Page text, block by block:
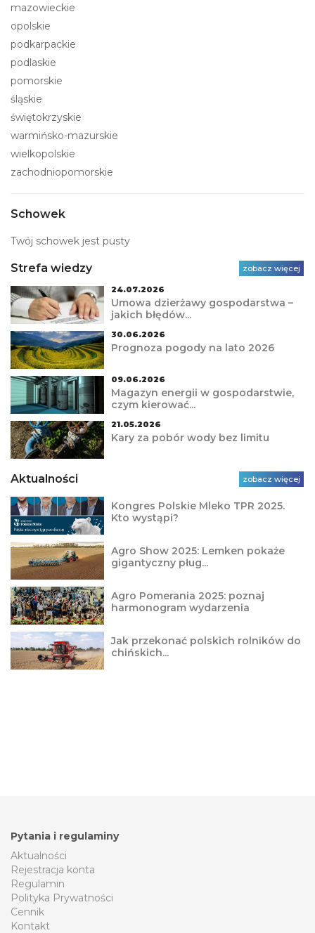
mazowieckie
opolskie
podkarpackie
podlaskie
pomorskie
śląskie
świętokrzyskie
warmińsko-mazurskie
wielkopolskie
zachodniopomorskie
Schowek
Twój schowek jest pusty
Strefa wiedzy zobacz więcej
24.07.2026
Umowa dzierżawy gospodarstwa –
jakich błędów...
30.06.2026
Prognoza pogody na lato 2026
09.06.2026
Magazyn energii w gospodarstwie,
czym kierować...
21.05.2026
Kary za pobór wody bez limitu
Aktualności zobacz więcej
Kongres Polskie Mleko TPR 2025.
Kto wystąpi?
Agro Show 2025: Lemken pokaże
gigantyczny pług...
Agro Pomerania 2025: poznaj
harmonogram wydarzenia
Jak przekonać polskich rolników do
chińskich...
Pytania i regulaminy
Aktualności
Rejestracja konta
Regulamin
Polityka Prywatności
Cennik
Kontakt